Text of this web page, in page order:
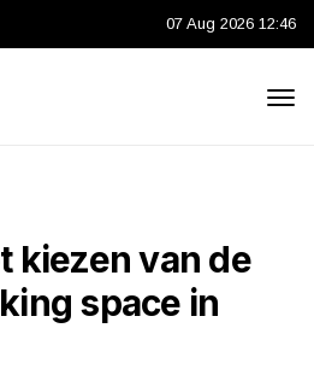
07 Aug 2026 12:46
kiezen van de
space in